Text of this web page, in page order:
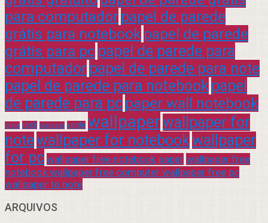
para computador papel de parede
grátis para notebook papel de parede
grátis para pc papel de parede para
computador papel de parede para note
papel de parede para notebook papel
de parede para pc paper wall notebook
praia rock sucesso verde wallpaperwallpaper for
notewallpaper for notebookwallpaper
for pc wallpaper free notebook paper wallpaper free
notebook wallpaper free computer wallpaper free pc
wallpaper to note
ARQUIVOS